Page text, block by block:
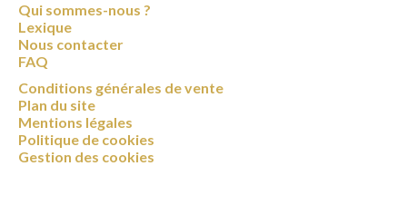
Qui sommes-nous ?
Lexique
Nous contacter
FAQ
Conditions générales de vente
Plan du site
Mentions légales
Politique de cookies
Gestion des cookies